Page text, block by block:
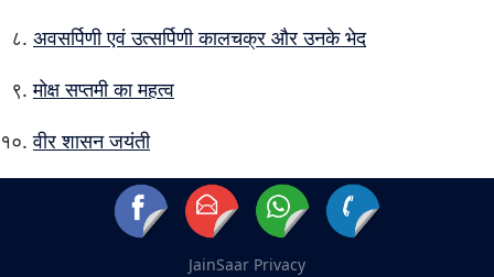
अवसर्पिणी एवं उत्सर्पिणी कालचक्र और उनके भेद
मोक्ष सप्तमी का महत्व
वीर शासन जयंती
JainSaar Privacy